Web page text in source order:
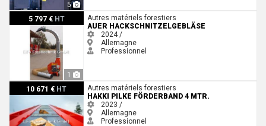
5
5 797 € HT
1
Auer HackschnitzelgebläseAutres matériels forestiers
AUER HACKSCHNITZELGEBLÄSE
2024 /
Allemagne
Professionnel
10 671 € HT
Hakki Pilke Förderband 4 Mtr.Autres matériels forestiers
HAKKI PILKE FÖRDERBAND 4 MTR.
2023 /
Allemagne
Professionnel